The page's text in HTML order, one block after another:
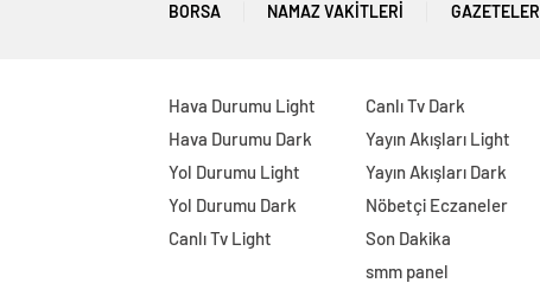
BORSA NAMAZ VAKITLERI GAZETELER
Hava Durumu Light
Hava Durumu Dark
Yol Durumu Light
Yol Durumu Dark
Canlı Tv Light
Canlı Tv Dark
Yayın Akışları Light
Yayın Akışları Dark
Nöbetçi Eczaneler
Son Dakika
smm panel